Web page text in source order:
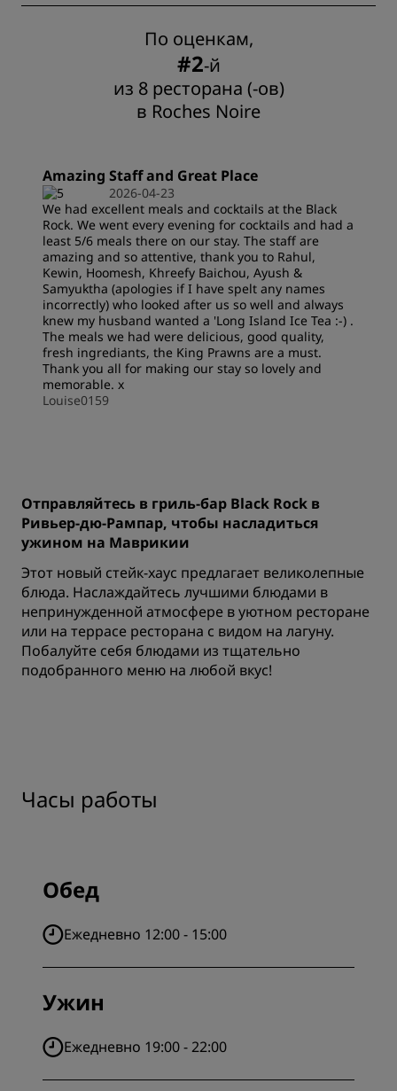
По оценкам,
#2-й
из 8 ресторана (-ов)
в Roches Noire
Amazing Staff and Great Place
2026-04-23
We had excellent meals and cocktails at the Black
Rock. We went every evening for cocktails and had a
least 5/6 meals there on our stay. The staff are
amazing and so attentive, thank you to Rahul,
Kewin, Hoomesh, Khreefy Baichou, Ayush &
Samyuktha (apologies if I have spelt any names
incorrectly) who looked after us so well and always
knew my husband wanted a 'Long Island Ice Tea :-) .
The meals we had were delicious, good quality,
fresh ingrediants, the King Prawns are a must.
Thank you all for making our stay so lovely and
memorable. x
Louise0159
Отправляйтесь в гриль-бар Black Rock в
Ривьер-дю-Рампар, чтобы насладиться
ужином на Маврикии
Этот новый стейк-хаус предлагает великолепные
блюда. Наслаждайтесь лучшими блюдами в
непринужденной атмосфере в уютном ресторане
или на террасе ресторана с видом на лагуну.
Побалуйте себя блюдами из тщательно
подобранного меню на любой вкус!
Часы работы
Обед
Ежедневно 12:00 - 15:00
Ужин
Ежедневно 19:00 - 22:00